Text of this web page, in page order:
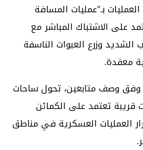
بـ”عمليات المسافة
على الاشتباك المباشر مع
الشديد وزرع العبوات الناسفة
معقدة.
وفق وصف متابعين، تحول ساحات
تعتمد على الكمائن
العمليات العسكرية في مناطق